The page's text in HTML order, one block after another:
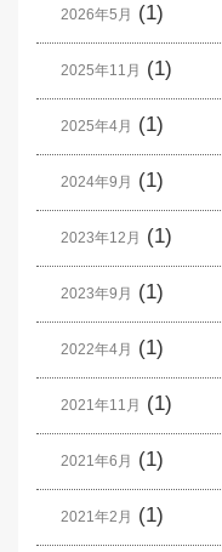
2026年5月 (1)
2025年11月 (1)
2025年4月 (1)
2024年9月 (1)
2023年12月 (1)
2023年9月 (1)
2022年4月 (1)
2021年11月 (1)
2021年6月 (1)
2021年2月 (1)